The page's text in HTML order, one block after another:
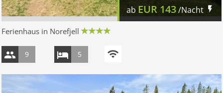
ab EUR 143/Nacht
Ferienhaus in Norefjell
9 5